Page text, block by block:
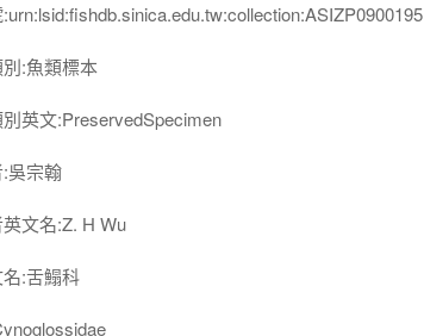
:魚類標本
英文:PreservedSpecimen
吳宗翰
文名:Z. H Wu
:舌鰨科